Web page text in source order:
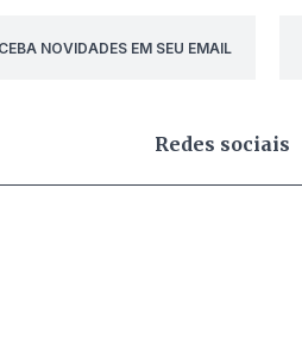
NOVIDADES EM SEU EMAIL
Redes sociais